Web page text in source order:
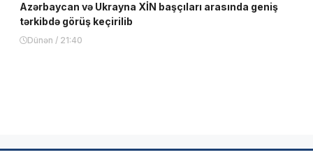
Azərbaycan və Ukrayna XİN başçıları arasında geniş
tərkibdə görüş keçirilib
Dünən / 21:40